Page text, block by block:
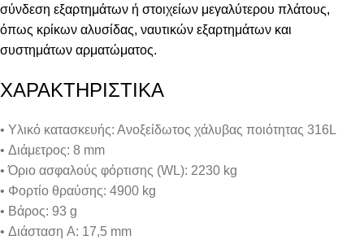
σύνδεση εξαρτημάτων ή στοιχείων μεγαλύτερου πλάτους,
όπως κρίκων αλυσίδας, ναυτικών εξαρτημάτων και
συστημάτων αρματώματος.
ΧΑΡΑΚΤΗΡΙΣΤΙΚΑ
• Υλικό κατασκευής: Ανοξείδωτος χάλυβας ποιότητας 316L
• Διάμετρος: 8 mm
• Όριο ασφαλούς φόρτισης (WL): 2230 kg
• Φορτίο θραύσης: 4900 kg
• Βάρος: 93 g
• Διάσταση A: 17,5 mm